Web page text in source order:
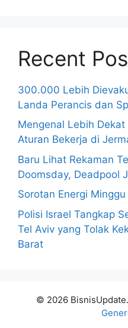
Recent
300.000 Lebih
Landa Perancis dan
Mengenal Lebih
Aturan Bekerja di
Baru Lihat Rekaman
Doomsday, Deadpool
Sorotan Energi Minggu
Polisi Israel Tangkap
Tel Aviv yang Tolak
Barat
© 2026